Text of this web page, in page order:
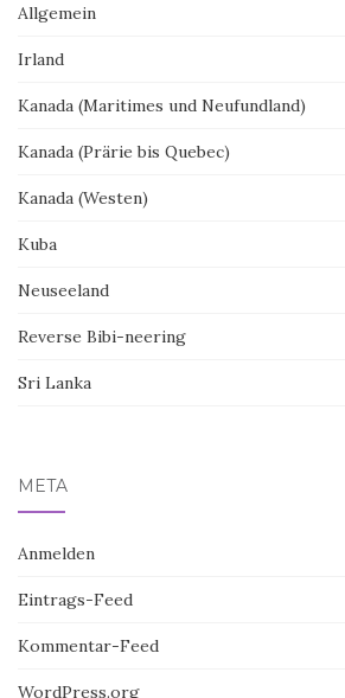
Allgemein
Irland
Kanada (Maritimes und Neufundland)
Kanada (Prärie bis Quebec)
Kanada (Westen)
Kuba
Neuseeland
Reverse Bibi-neering
Sri Lanka
META
Anmelden
Eintrags-Feed
Kommentar-Feed
WordPress.org